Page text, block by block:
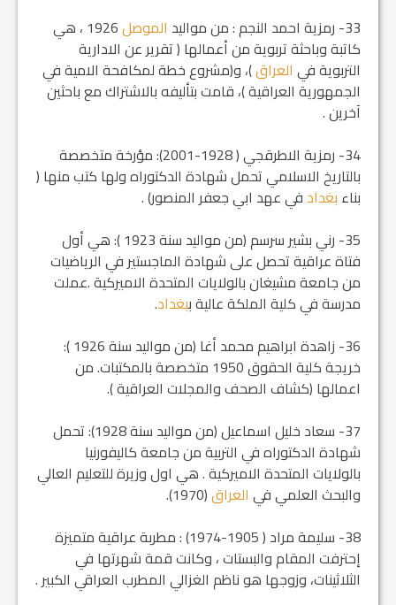
33- رمزية احمد النجم : من مواليد
الموصل
1926 ، هي
كاتبة وباحثة تربوية من أعمالها ( تقرير عن الادارية
التربوية في العراق)، و(مشروع خطة لمكافحة الامية في
الجمهورية العراقية )، قامت بتأليفه بالاشتراك مع باحثين
آخرين .
34- رمزية الاطرقجي ( 1928-2001): مؤرخة متخصصة
بالتاريخ الاسلامي تحمل شهادة الدكتوراه ولها كتب منها (
بناء بغداد في عهد ابي جعفر المنصور) .
35- رني بشير سرسم (من مواليد سنة 1923 ): هي أول
فتاة عراقية تحصل على شهادة الماجستير في الرياضيات
من جامعة مشيغان بالولايات المتحدة الاميركية .عملت
مدرسة في كلية الملكة عالية ب‍بغداد.
36- زاهدة ابراهيم محمد أغا (من مواليد سنة 1926 ):
خريجة كلية الحقوق 1950 متخصصة بالمكتبات. من
اعمالها (كشاف الصحف والمجلات العراقية ).
37- سعاد خليل اسماعيل (من مواليد سنة 1928): تحمل
شهادة الدكتوراه في التربية من جامعة كاليفورنيا
بالولايات المتحدة الاميركية . هي اول وزيرة للتعليم العالي
والبحث العلمي في العراق(1970).
38- سليمة مراد ( 1905-1974) : مطربة عراقية متميزة
إحترفت المقام والبستات ، وكانت قمة شهرتها في
الثلاثينات، وزوجها هو ناظم الغزالي المطرب العراقي الكبير .